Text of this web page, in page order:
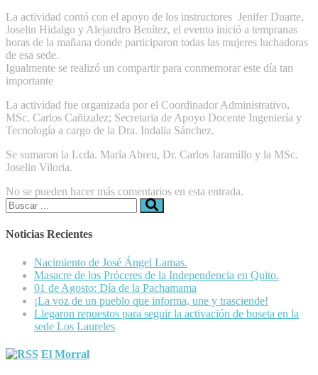
La actividad contó con el apoyo de los instructores Jenifer Duarte,
Joselin Hidalgo y Alejandro Benítez, el evento inició a tempranas
horas de la mañana donde participaron todas las mujeres luchadoras
de esa sede.
Igualmente se realizó un compartir para conmemorar este día tan
importante
La actividad fue organizada por el Coordinador Administrativo,
MSc. Carlos Cañizalez; Secretaria de Apoyo Docente Ingeniería y
Tecnología a cargo de la Dra. Indalia Sánchez.
Se sumaron la Lcda. María Abreu, Dr. Carlos Jaramillo y la MSc.
Joselin Viloria.
No se pueden hacer más comentarios en esta entrada.
Buscar:
Noticias Recientes
Nacimiento de José Ángel Lamas.
Masacre de los Próceres de la Independencia en Quito.
01 de Agosto: Día de la Pachamama
¡La voz de un pueblo que informa, une y trasciende!
Llegaron repuestos para seguir la activación de buseta en la
sede Los Laureles
El Morral